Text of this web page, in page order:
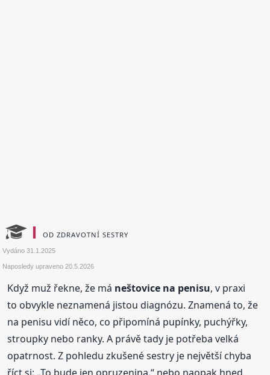
OD ZDRAVOTNÍ SESTRY
Vydáno31.1.2025
Naposledy upraveno20.5.2026
Když muž řekne, že má neštovice na penisu, v praxi
to obvykle neznamená jistou diagnózu. Znamená to, že
na penisu vidí něco, co připomíná pupínky, puchýřky,
stroupky nebo ranky. A právě tady je potřeba velká
opatrnost. Z pohledu zkušené sestry je největší chyba